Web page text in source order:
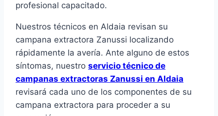
profesional capacitado.
Nuestros técnicos en Aldaia revisan su
campana extractora Zanussi localizando
rápidamente la avería. Ante alguno de estos
síntomas, nuestro servicio técnico de
campanas extractoras Zanussi en Aldaia
revisará cada uno de los componentes de su
campana extractora para proceder a su